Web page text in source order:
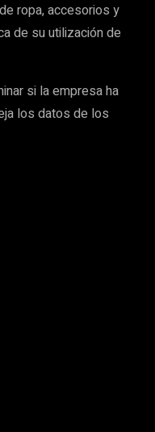
ropa, accesorios y
de su utilización de
si la empresa ha
los datos de los